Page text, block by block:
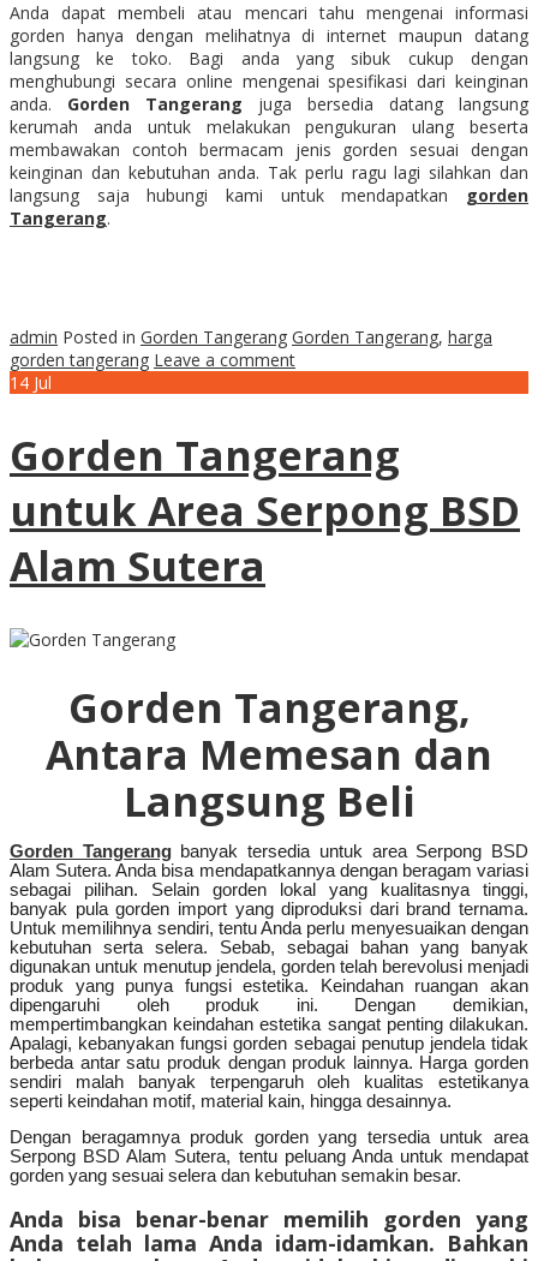
Anda dapat membeli atau mencari tahu mengenai informasi
gorden hanya dengan melihatnya di internet maupun datang
langsung ke toko. Bagi anda yang sibuk cukup dengan
menghubungi secara online mengenai spesifikasi dari keinginan
anda. Gorden Tangerang juga bersedia datang langsung
kerumah anda untuk melakukan pengukuran ulang beserta
membawakan contoh bermacam jenis gorden sesuai dengan
keinginan dan kebutuhan anda. Tak perlu ragu lagi silahkan dan
langsung saja hubungi kami untuk mendapatkan
gorden
Tangerang.
admin Posted in Gorden Tangerang Gorden Tangerang, harga
gorden tangerang Leave a comment
14 Jul
Gorden Tangerang
untuk Area Serpong BSD
Alam Sutera
Gorden Tangerang,
Antara Memesan dan
Langsung Beli
Gorden Tangerang banyak tersedia untuk area Serpong BSD
Alam Sutera. Anda bisa mendapatkannya dengan beragam variasi
sebagai pilihan. Selain gorden lokal yang kualitasnya tinggi,
banyak pula gorden import yang diproduksi dari brand ternama.
Untuk memilihnya sendiri, tentu Anda perlu menyesuaikan dengan
kebutuhan serta selera. Sebab, sebagai bahan yang banyak
digunakan untuk menutup jendela, gorden telah berevolusi menjadi
produk yang punya fungsi estetika. Keindahan ruangan akan
dipengaruhi oleh produk ini. Dengan demikian,
mempertimbangkan keindahan estetika sangat penting dilakukan.
Apalagi, kebanyakan fungsi gorden sebagai penutup jendela tidak
berbeda antar satu produk dengan produk lainnya. Harga gorden
sendiri malah banyak terpengaruh oleh kualitas estetikanya
seperti keindahan motif, material kain, hingga desainnya.
Dengan beragamnya produk gorden yang tersedia untuk area
Serpong BSD Alam Sutera, tentu peluang Anda untuk mendapat
gorden yang sesuai selera dan kebutuhan semakin besar.
Anda bisa benar-benar memilih gorden yang
Anda telah lama Anda idam-idamkan. Bahkan